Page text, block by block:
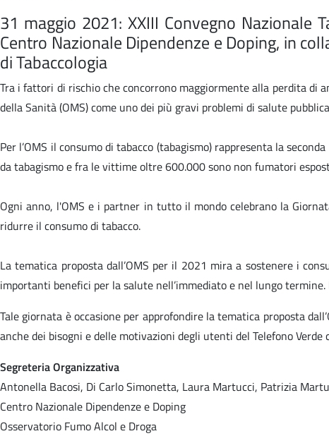
31 maggio 2021: XXIII Convegno Nazionale
Centro Nazionale Dipendenze e Doping, in
di Tabaccologia
Tra i fattori di rischio che concorrono maggiormente alla perdita di
della Sanità (OMS) come uno dei più gravi problemi di salute
Per l’OMS il consumo di tabacco (tabagismo) rappresenta la
da tabagismo e fra le vittime oltre 600.000 sono non fumatori
Ogni anno, l'OMS e i partner in tutto il mondo celebrano la
ridurre il consumo di tabacco.
La tematica proposta dall’OMS per il 2021 mira a sostenere i
importanti benefici per la salute nell’immediato e nel lungo
Tale giornata è occasione per approfondire la tematica proposta
anche dei bisogni e delle motivazioni degli utenti del Telefono Verde
Segreteria Organizzativa
Antonella Bacosi, Di Carlo Simonetta, Laura Martucci, Patrizia
Centro Nazionale Dipendenze e Doping
Osservatorio Fumo Alcol e Droga